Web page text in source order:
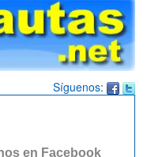
Síguenos: